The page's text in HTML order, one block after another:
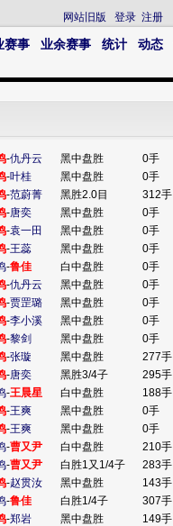
网站旧版 登录 注册
赛事 业余赛事 统计 动态
-仇丹云 黑中盘胜
0手
-叶桂 黑中盘胜
0手
-范蔚菁 黑胜2.0目
312手
-唐奕 黑中盘胜
0手
-袁一田 黑中盘胜
0手
-王蕊 黑中盘胜
0手
-鲁佳 白中盘胜
0手
-仇丹云 黑中盘胜
0手
-贾罡璐 黑中盘胜
0手
-李小溪 黑中盘胜
0手
-黎剑 黑中盘胜
0手
-张璇 黑中盘胜
277手
-唐奕 黑胜3/4子
295手
-王晨星 白中盘胜
188手
-王爽 黑中盘胜
0手
-王爽 黑中盘胜
0手
-曹又尹 白中盘胜
210手
-曹又尹 白胜1又1/4子
283手
-赵贯汝 黑中盘胜
143手
-鲁佳 白胜1/4子
307手
-郑岩 黑中盘胜
149手